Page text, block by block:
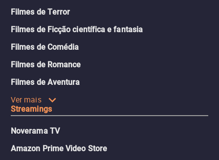
Filmes de Terror
Filmes de Ficção científica e fantasia
Filmes de Comédia
Filmes de Romance
Filmes de Aventura
Ver mais
Streamings
Noverama TV
Amazon Prime Video Store